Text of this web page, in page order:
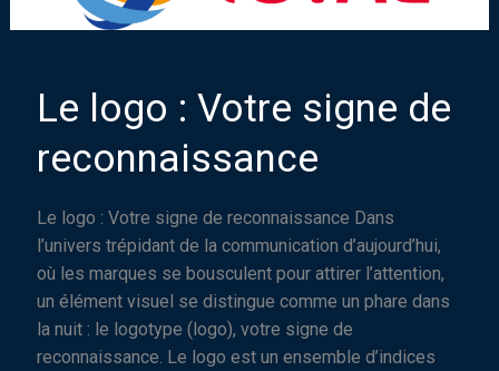
Le logo : Votre signe de
reconnaissance
Le logo : Votre signe de reconnaissance Dans
l’univers trépidant de la communication d’aujourd’hui,
où les marques se bousculent pour attirer l’attention,
un élément visuel se distingue comme un phare dans
la nuit : le logotype (logo), votre signe de
reconnaissance. Le logo est un ensemble d’indices